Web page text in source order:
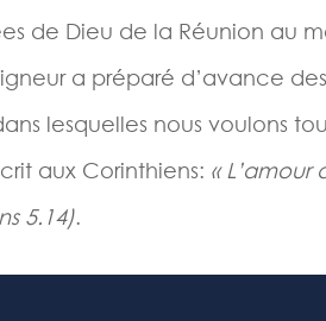
de Dieu de la Réunion au
a préparé d’avance
lesquelles nous voulons
aux Corinthiens: « L’amour
5.14).